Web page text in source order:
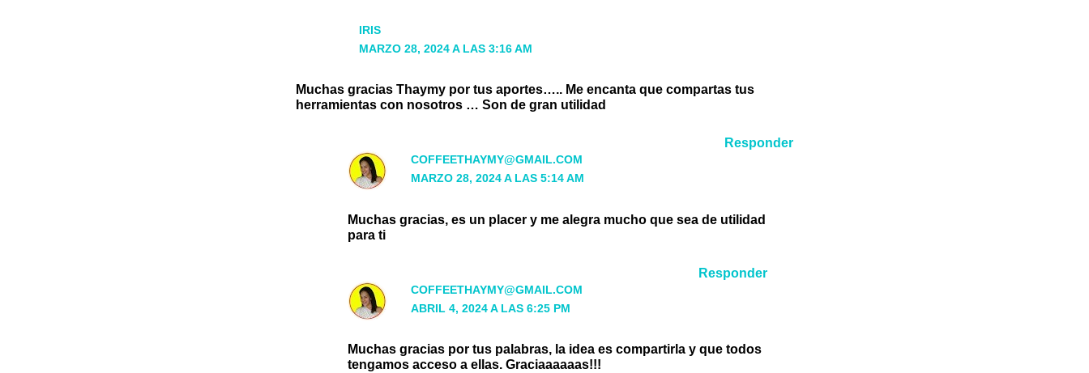
IRIS
MARZO 28, 2024 A LAS 3:16 AM
Muchas gracias Thaymy por tus aportes….. Me encanta que compartas tus
herramientas con nosotros … Son de gran utilidad
Responder
COFFEETHAYMY@GMAIL.COM
MARZO 28, 2024 A LAS 5:14 AM
Muchas gracias, es un placer y me alegra mucho que sea de utilidad
para ti
Responder
COFFEETHAYMY@GMAIL.COM
ABRIL 4, 2024 A LAS 6:25 PM
Muchas gracias por tus palabras, la idea es compartirla y que todos
tengamos acceso a ellas. Graciaaaaaas!!!